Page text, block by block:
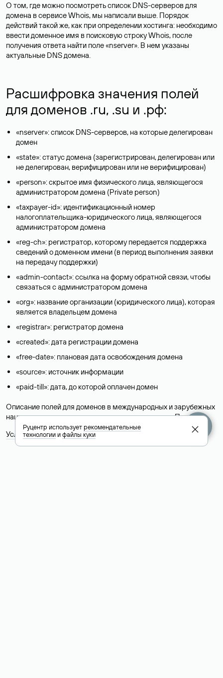
О том, где можно посмотреть список DNS-серверов для
домена в сервисе Whois, мы написали выше. Порядок
действий такой же, как при определении хостинга: необходимо
ввести доменное имя в поисковую строку Whois, после
получения ответа найти поле «nserver». В нем указаны
актуальные DNS домена.
Расшифровка значения полей
для доменов .ru, .su и .рф:
«nserver»: список DNS-серверов, на которые делегирован
домен
«state»: статус домена (зарегистрирован, делегирован или
не делегирован, верифицирован или не верифицирован)
«person»: скрытое имя физического лица, являющегося
администратором домена (Privatе person)
«taxpayer-id»: идентификационный номер
налогоплательщика-юридического лица, являющегося
администратором домена
«reg-ch»: регистратор, которому передается поддержка
сведений о доменном имени (в период выполнения заявки
на передачу поддержки)
«admin-contact»: ссылка на форму обратной связи, чтобы
связаться с администратором домена
«org»: название организации (юридического лица), которая
является владельцем домена
«registrar»: регистратор домена
«created»: дата регистрации домена
«free-date»: плановая дата освобождения домена
«source»: источник информации
«paid-till»: дата, до которой оплачен домен
Описание полей для доменов в международных и зарубежных
национальных доменах представлены в разделе «Помощь».
Условия использования Whois-сервиса
Руцентр используетрекомендательные
технологииифайлы куки